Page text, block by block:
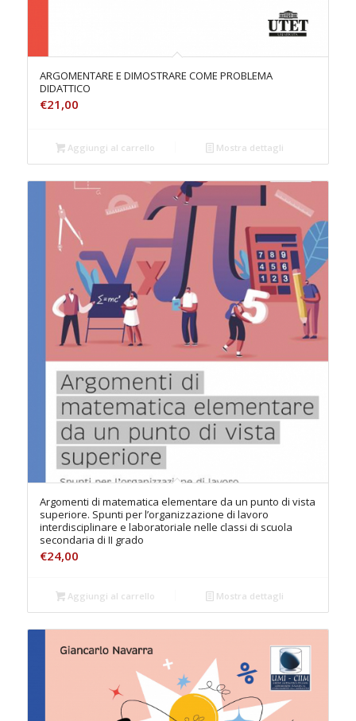
ARGOMENTARE E DIMOSTRARE COME PROBLEMA
DIDATTICO
€21,00
Aggiungi al carrello Mostra dettagli
Argomenti di matematica elementare da un punto di vista
superiore. Spunti per l’organizzazione di lavoro
interdisciplinare e laboratoriale nelle classi di scuola
secondaria di II grado
€24,00
Aggiungi al carrello Mostra dettagli